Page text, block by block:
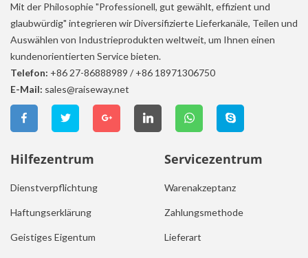
Mit der Philosophie "Professionell, gut gewählt, effizient und
glaubwürdig" integrieren wir Diversifizierte Lieferkanäle, Teilen und
Auswählen von Industrieprodukten weltweit, um Ihnen einen
kundenorientierten Service bieten.
Telefon: +86 27-86888989 / +86 18971306750
E-Mail: sales@raiseway.net
Hilfezentrum
Dienstverpflichtung
Haftungserklärung
Geistiges Eigentum
Servicezentrum
Warenakzeptanz
Zahlungsmethode
Lieferart